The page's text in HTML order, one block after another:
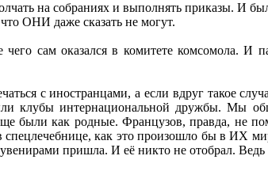
на собраниях и выполнять приказы. И
ОНИ даже сказать не могут.
чего сам оказался в комитете комсомола.
с иностранцами, а если вдруг такое
клубы интернациональной дружбы. Мы
были как родные. Французов, правда, не
как это произошло бы в ИХ
пришла. И её никто не отобрал.